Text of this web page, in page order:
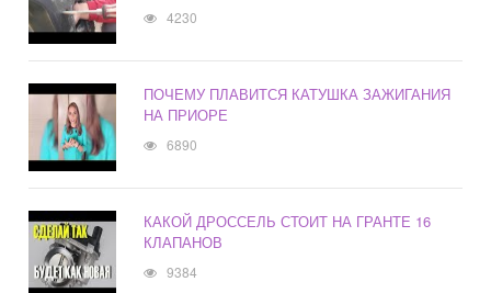
4230
ПОЧЕМУ ПЛАВИТСЯ КАТУШКА ЗАЖИГАНИЯ
НА ПРИОРЕ
6890
КАКОЙ ДРОССЕЛЬ СТОИТ НА ГРАНТЕ 16
КЛАПАНОВ
9384